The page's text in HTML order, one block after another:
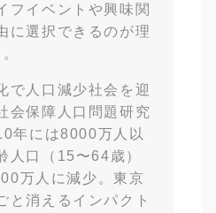
フイベントや興味関
に選択できるのが理
で人口減少社会を迎
会保障人口問題研究
年には8000万人以
人口（15〜64歳）
万人に減少。東京
と消えるインパクト